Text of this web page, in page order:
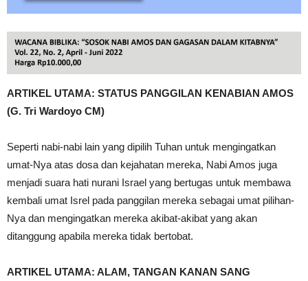
ARTIKEL UTAMA: STATUS PANGGILAN KENABIAN AMOS
(G. Tri Wardoyo CM)
Seperti nabi-nabi lain yang dipilih Tuhan untuk mengingatkan
umat-Nya atas dosa dan kejahatan mereka, Nabi Amos juga
menjadi suara hati nurani Israel yang bertugas untuk membawa
kembali umat Isrel pada panggilan mereka sebagai umat pilihan-
Nya dan mengingatkan mereka akibat-akibat yang akan
ditanggung apabila mereka tidak bertobat.
ARTIKEL UTAMA: ALAM, TANGAN KANAN SANG